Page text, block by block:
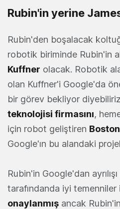
Rubin'in yerine
Rubin'den boşalacak
robotik biriminde Rubin'in
Kuffner olacak. Robotik
olan Kuffner'i Google'da
bir görev bekliyor
teknolojisi firmasını,
için robot geliştiren
Google'ın bu alandaki
Rubin'in Google'dan
tarafındanda iyi temenniler
onaylanmış ancak